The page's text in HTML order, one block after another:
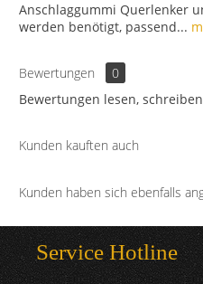
Anschlaggummi Querlenker
werden benötigt, passend...
Bewertungen
0
Bewertungen lesen,
Kunden kauften auch
Kunden haben sich ebenfalls
Service Hotline